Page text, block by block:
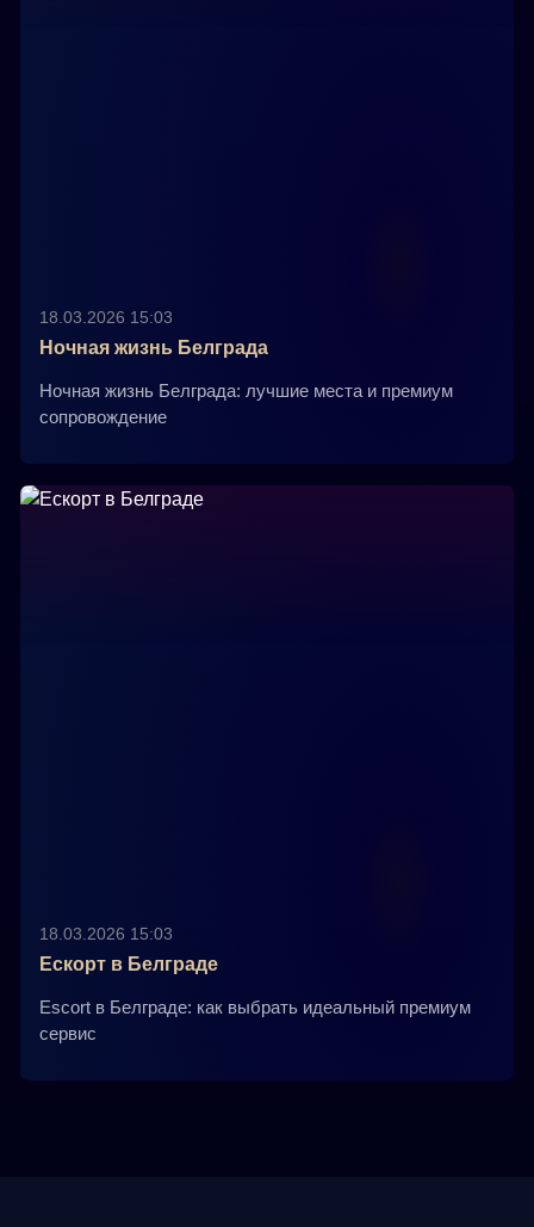
18.03.2026 15:03
Ночная жизнь Белграда
Ночная жизнь Белграда: лучшие места и премиум
сопровождение
18.03.2026 15:03
Ескорт в Белграде
Escort в Белграде: как выбрать идеальный премиум
сервис